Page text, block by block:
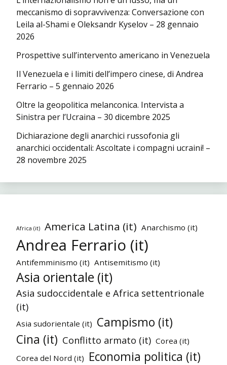
meccanismo di sopravvivenza: Conversazione con
Leila al-Shami e Oleksandr Kyselov – 28 gennaio
2026
Prospettive sull’intervento americano in Venezuela
Il Venezuela e i limiti dell’impero cinese, di Andrea
Ferrario – 5 gennaio 2026
Oltre la geopolitica melanconica. Intervista a
Sinistra per l’Ucraina – 30 dicembre 2025
Dichiarazione degli anarchici russofonia gli
anarchici occidentali: Ascoltate i compagni ucraini! –
28 novembre 2025
Africa (it) America Latina (it) Anarchismo (it)
Andrea Ferrario (it)
Antifemminismo (it) Antisemitismo (it)
Asia orientale (it)
Asia sudoccidentale e Africa settentrionale
(it)
Asia sudorientale (it) Campismo (it)
Cina (it) Conflitto armato (it) Corea (it)
Corea del Nord (it) Economia politica (it)